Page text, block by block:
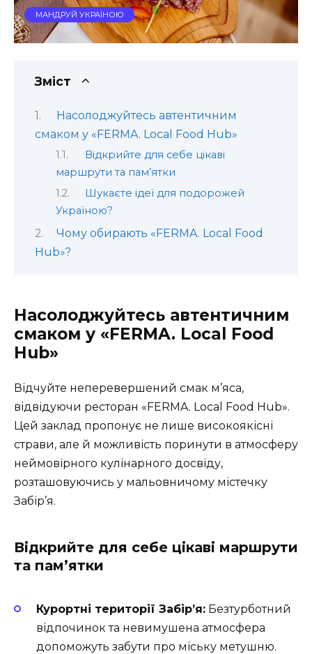
МАНДРУЙ УКРАЇНОЮ
Зміст
Насолоджуйтесь автентичним
смаком у «FERMA. Local Food Hub»
Відкрийте для себе цікаві
маршрути та пам’ятки
Шукаєте ідеї для подорожей
Україною?
Чому обирають «FERMA. Local Food
Hub»?
Насолоджуйтесь автентичним
смаком у «FERMA. Local Food
Hub»
Відчуйте неперевершений смак м’яса,
відвідуючи ресторан «FERMA. Local Food Hub».
Цей заклад пропонує не лише високоякісні
страви, але й можливість поринути в атмосферу
неймовірного кулінарного досвіду,
розташовуючись у мальовничому містечку
Забір’я.
Відкрийте для себе цікаві маршрути
та пам’ятки
Курортні території Забір’я: Безтурботний
відпочинок та невимушена атмосфера
допоможуть забути про міську метушню.